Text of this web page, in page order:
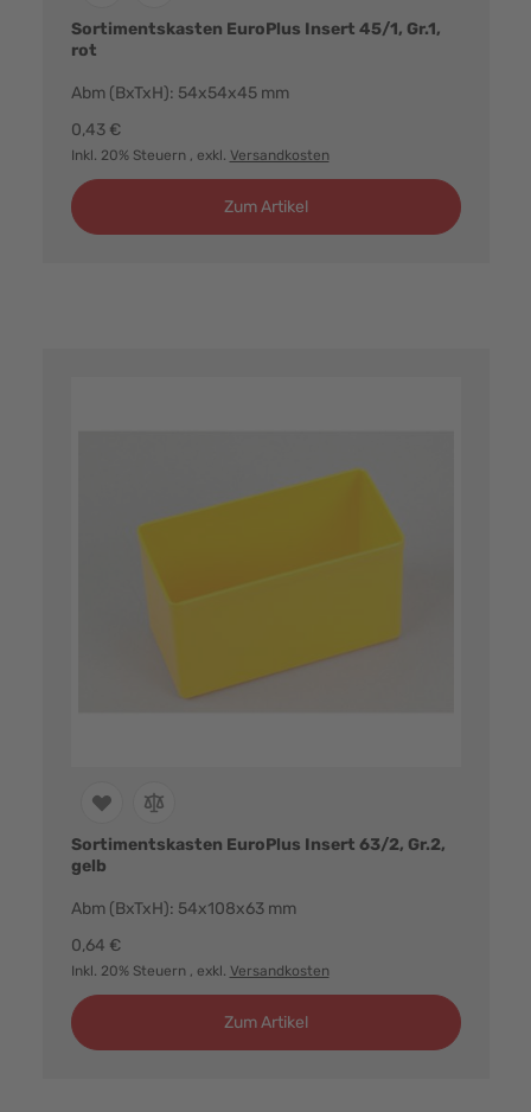
Sortimentskasten EuroPlus Insert 45/1, Gr.1,
rot
Abm (BxTxH): 54x54x45 mm
0,43 €
Inkl. 20% Steuern , exkl. Versandkosten
Zum Artikel
Sortimentskasten EuroPlus Insert 63/2, Gr.2,
gelb
Abm (BxTxH): 54x108x63 mm
0,64 €
Inkl. 20% Steuern , exkl. Versandkosten
Zum Artikel